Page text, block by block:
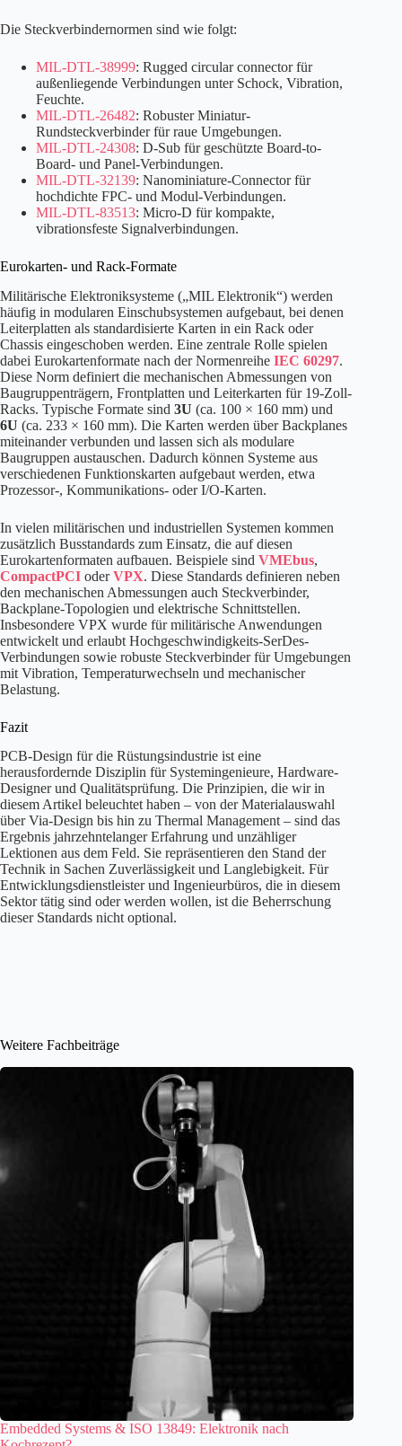
Die Steckverbindernormen sind wie folgt:
MIL-DTL-38999: Rugged circular connector für
außenliegende Verbindungen unter Schock, Vibration,
Feuchte.
MIL-DTL-26482: Robuster Miniatur-
Rundsteckverbinder für raue Umgebungen.
MIL-DTL-24308: D-Sub für geschützte Board-to-
Board- und Panel-Verbindungen.
MIL-DTL-32139: Nanominiature-Connector für
hochdichte FPC- und Modul-Verbindungen.
MIL-DTL-83513: Micro-D für kompakte,
vibrationsfeste Signalverbindungen.
Eurokarten- und Rack-Formate
Militärische Elektroniksysteme („MIL Elektronik“) werden
häufig in modularen Einschubsystemen aufgebaut, bei denen
Leiterplatten als standardisierte Karten in ein Rack oder
Chassis eingeschoben werden. Eine zentrale Rolle spielen
dabei Eurokartenformate nach der Normenreihe IEC 60297.
Diese Norm definiert die mechanischen Abmessungen von
Baugruppenträgern, Frontplatten und Leiterkarten für 19-Zoll-
Racks. Typische Formate sind 3U (ca. 100 × 160 mm) und
6U (ca. 233 × 160 mm). Die Karten werden über Backplanes
miteinander verbunden und lassen sich als modulare
Baugruppen austauschen. Dadurch können Systeme aus
verschiedenen Funktionskarten aufgebaut werden, etwa
Prozessor-, Kommunikations- oder I/O-Karten.
In vielen militärischen und industriellen Systemen kommen
zusätzlich Busstandards zum Einsatz, die auf diesen
Eurokartenformaten aufbauen. Beispiele sind VMEbus,
CompactPCI oderVPX. Diese Standards definieren neben
den mechanischen Abmessungen auch Steckverbinder,
Backplane-Topologien und elektrische Schnittstellen.
Insbesondere VPX wurde für militärische Anwendungen
entwickelt und erlaubt Hochgeschwindigkeits-SerDes-
Verbindungen sowie robuste Steckverbinder für Umgebungen
mit Vibration, Temperaturwechseln und mechanischer
Belastung.
Fazit
PCB-Design für die Rüstungsindustrie ist eine
herausfordernde Disziplin für Systemingenieure, Hardware-
Designer und Qualitätsprüfung. Die Prinzipien, die wir in
diesem Artikel beleuchtet haben – von der Materialauswahl
über Via-Design bis hin zu Thermal Management – sind das
Ergebnis jahrzehntelanger Erfahrung und unzähliger
Lektionen aus dem Feld. Sie repräsentieren den Stand der
Technik in Sachen Zuverlässigkeit und Langlebigkeit. Für
Entwicklungsdienstleister und Ingenieurbüros, die in diesem
Sektor tätig sind oder werden wollen, ist die Beherrschung
dieser Standards nicht optional.
Weitere Fachbeiträge
Embedded Systems & ISO 13849: Elektronik nach